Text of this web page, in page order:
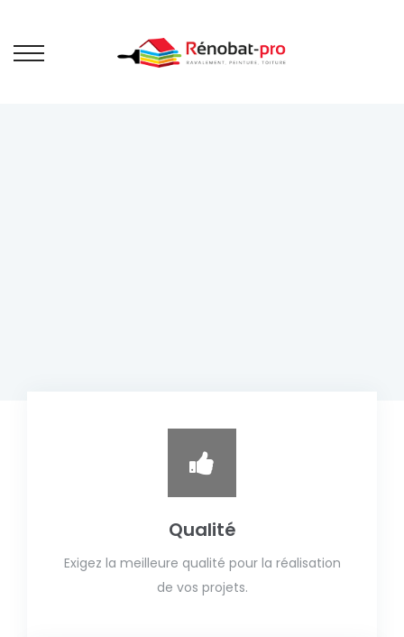
Qualité
Exigez la meilleure qualité pour la réalisation
de vos projets.